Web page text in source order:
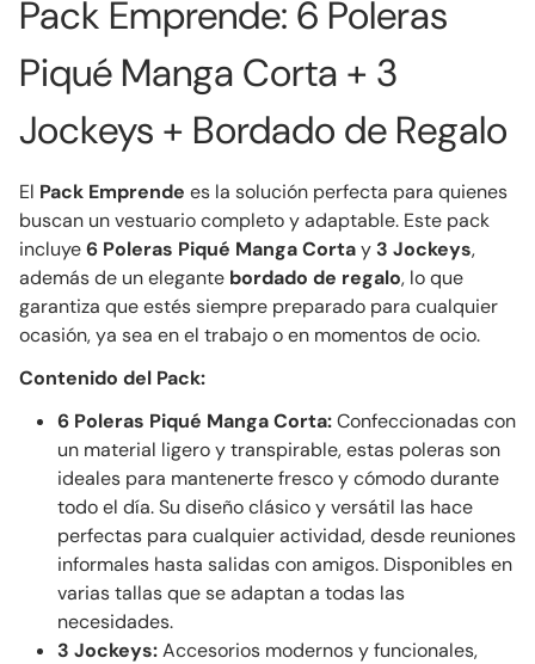
Pack Emprende: 6 Poleras
Piqué Manga Corta + 3
Jockeys + Bordado de Regalo
El Pack Emprende es la solución perfecta para quienes
buscan un vestuario completo y adaptable. Este pack
incluye6 Poleras Piqué Manga Cortay 3 Jockeys,
además de un elegante bordado de regalo, lo que
garantiza que estés siempre preparado para cualquier
ocasión, ya sea en el trabajo o en momentos de ocio.
Contenido del Pack:
6 Poleras Piqué Manga Corta:Confeccionadas con
un material ligero y transpirable, estas poleras son
ideales para mantenerte fresco y cómodo durante
todo el día. Su diseño clásico y versátil las hace
perfectas para cualquier actividad, desde reuniones
informales hasta salidas con amigos. Disponibles en
varias tallas que se adaptan a todas las
necesidades.
3 Jockeys:Accesorios modernos y funcionales,